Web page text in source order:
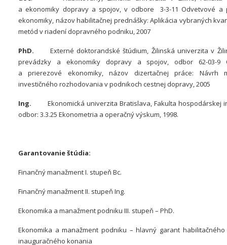
a ekonomiky dopravy a spojov, v odbore 3-3-11 Odvetvové a
ekonomiky, názov habilitačnej prednášky: Aplikácia vybraných
metód v riadení dopravného podniku, 2007
PhD. Externé doktorandské štúdium, Žilinská univerzita v
prevádzky a ekonomiky dopravy a spojov, odbor 62-03-9
a prierezové ekonomiky, názov dizertačnej práce: Návrh
investičného rozhodovania v podnikoch cestnej dopravy, 2005
Ing. Ekonomická univerzita Bratislava, Fakulta hospodárskej
odbor: 3.3.25 Ekonometria a operačný výskum, 1998.
Garantovanie štúdia:
Finančný manažment I. stupeň Bc.
Finančný manažment II. stupeň Ing.
Ekonomika a manažment podniku III. stupeň – PhD.
Ekonomika a manažment podniku – hlavný garant
inauguračného konania